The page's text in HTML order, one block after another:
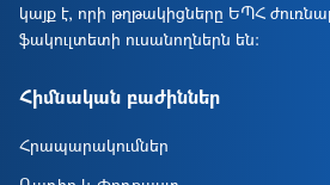
Ներբեռնել
կայք է, որի թղթակիցները ԵՊՀ
ֆակուլտետի ուսանողներն են։
Հիմնական բաժիններ
Հրապարակումներ